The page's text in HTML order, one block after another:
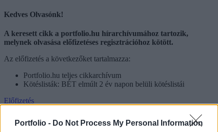
Portfolio - Do Not Process My Personal Information
Kedves Olvasónk!
A keresett cikk a portfolio.hu hírarchívumához tartozik,
melynek olvasása előfizetéses regisztrációhoz kötött.
Az előfizetés a következőket tartalmazza:
Portfolio.hu teljes cikkarchívum
Kötéslisták: BÉT elmúlt 2 év napon belüli kötéslistái
Előfizetés